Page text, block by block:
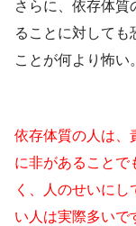
さらに、依存体質
ることに対しても
ことが何より怖い。
依存体質の人は、
に非があることで
く、人のせいに
い人は実際多いで